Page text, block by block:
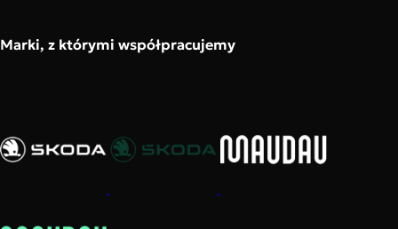
Marki, z którymi współpracujemy